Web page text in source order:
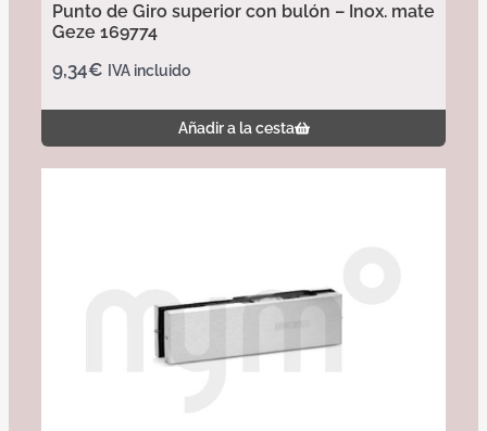
Punto de Giro superior con bulón – Inox. mate
Geze 169774
9,34€ IVA incluido
Añadir a la cesta